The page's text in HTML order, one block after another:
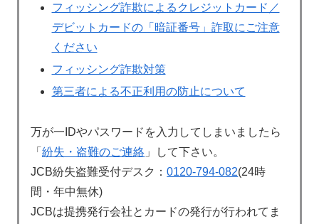
フィッシング詐欺によるクレジットカード／
デビットカードの「暗証番号」詐取にご注意
ください
フィッシング詐欺対策
第三者による不正利用の防止について
万が一IDやパスワードを入力してしまいましたら
「紛失・盗難のご連絡 」して下さい。
JCB紛失盗難受付デスク：0120-794-082(24時
間・年中無休)
JCBは提携発行会社とカードの発行が行われてま